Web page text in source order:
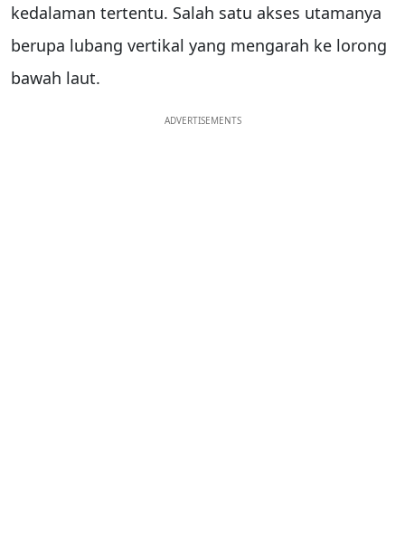
kedalaman tertentu. Salah satu akses utamanya
berupa lubang vertikal yang mengarah ke lorong
bawah laut.
ADVERTISEMENTS